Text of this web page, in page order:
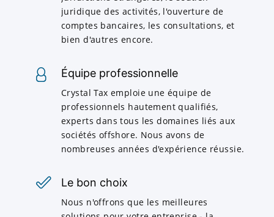
juridique des activités, l'ouverture de
comptes bancaires, les consultations, et
bien d'autres encore.
Équipe professionnelle
Crystal Tax emploie une équipe de
professionnels hautement qualifiés,
experts dans tous les domaines liés aux
sociétés offshore. Nous avons de
nombreuses années d'expérience réussie.
Le bon choix
Nous n'offrons que les meilleures